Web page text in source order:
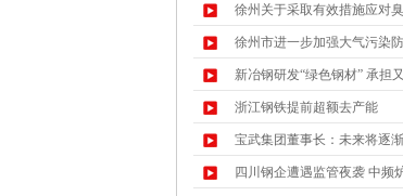
徐州关于采取有效措施应对
徐州市进一步加强大气污染
新冶钢研发“绿色钢材” 承担
浙江钢铁提前超额去产能
宝武集团董事长：未来将逐
四川钢企遭遇监管夜袭 中频